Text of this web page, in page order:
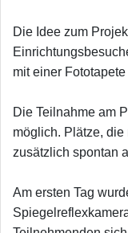
Die Idee zum
mit einer
Die Teilnahme am
möglich. Plätze,
zusätzlich spontan
Am ersten Tag